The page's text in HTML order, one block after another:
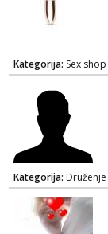
Kategorija: Sex shop
Kategorija: Druženje